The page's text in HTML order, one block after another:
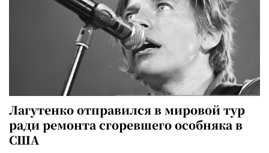
Лагутенко отправился в мировой тур
ради ремонта сгоревшего особняка в
США